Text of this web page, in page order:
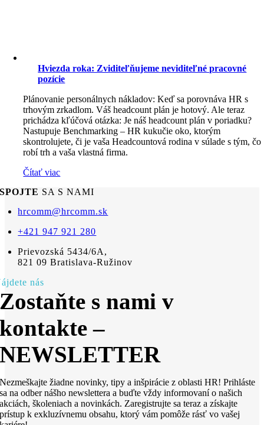
Hviezda roka: Zviditeľňujeme neviditeľné pracovné
pozície
Plánovanie personálnych nákladov: Keď sa porovnáva HR s
trhovým zrkadlom. Váš headcount plán je hotový. Ale teraz
prichádza kľúčová otázka: Je náš headcount plán v poriadku?
Nastupuje Benchmarking – HR kukučie oko, ktorým
skontrolujete, či je vaša Headcountová rodina v súlade s tým, čo
robí trh a vaša vlastná firma.
Čítať viac
SPOJTE SA S NAMI
hrcomm@hrcomm.sk
+421 947 921 280
Prievozská 5434/6A,
821 09 Bratislava-Ružinov
nás
Zostaňte s nami v
kontakte –
NEWSLETTER
Nezmeškajte žiadne novinky, tipy a inšpirácie z oblasti HR! Prihláste
sa na odber nášho newslettera a buďte vždy informovaní o našich
akciách, školeniach a novinkách. Zaregistrujte sa teraz a získajte
prístup k exkluzívnemu obsahu, ktorý vám pomôže rásť vo vašej